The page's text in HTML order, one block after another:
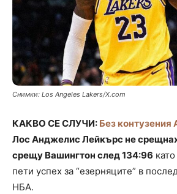
Снимки: Los Angeles Lakers/X.com
КАКВО СЕ СЛУЧИ: Без контузения
Лос Анджелис Лейкърс не
срещу Вашингтон след 134:96
пети успех за “езерняците” в
НБА.